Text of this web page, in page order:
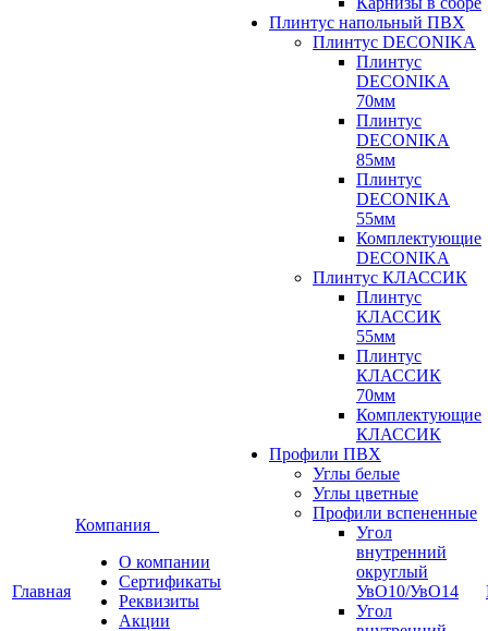
Главная
Компания
О компании
Сертификаты
Реквизиты
Акции
Плинтус напольный ПВХ
Плинтус DECONIKA
Плинтус
DECONIKA
70мм
Плинтус
DECONIKA
85мм
Плинтус
DECONIKA
55мм
Комплектующие
DECONIKA
Плинтус КЛАССИК
Плинтус
КЛАССИК
55мм
Плинтус
КЛАССИК
70мм
Комплектующие
КЛАССИК
Профили ПВХ
Углы белые
Углы цветные
Профили вспененные
Угол
внутренний
округлый
УвО10/УвО14
Угол